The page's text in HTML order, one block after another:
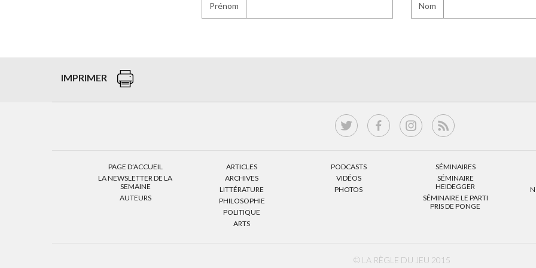
Prénom Nom
IMPRIMER
PAGE D’ACCUEIL
LA NEWSLETTER DE LA
SEMAINE
AUTEURS
ARTICLES
ARCHIVES
LITTÉRATURE
PHILOSOPHIE
POLITIQUE
ARTS
PODCASTS
VIDÉOS
PHOTOS
SÉMINAIRES
SÉMINAIRE
HEIDEGGER
SÉMINAIRE LE PARTI
PRIS DE PONGE
© LA RÈGLE DU JEU 2015